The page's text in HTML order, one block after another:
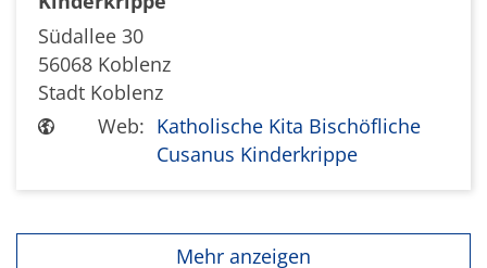
Südallee 30
56068 Koblenz
Stadt Koblenz
Web: Katholische Kita Bischöfliche
Cusanus Kinderkrippe
Mehr anzeigen